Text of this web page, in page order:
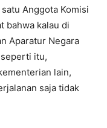
satu Anggota Komisi
bahwa kalau di
Aparatur Negara
itu,
lain,
saja tidak